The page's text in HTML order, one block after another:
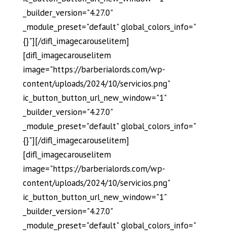
_builder_version="4.27.0"
_module_preset="default" global_colors_info="
{}"][/difl_imagecarouselitem]
[difl_imagecarouselitem
image="https://barberialords.com/wp-
content/uploads/2024/10/servicios.png"
ic_button_button_url_new_window="1"
_builder_version="4.27.0"
_module_preset="default" global_colors_info="
{}"][/difl_imagecarouselitem]
[difl_imagecarouselitem
image="https://barberialords.com/wp-
content/uploads/2024/10/servicios.png"
ic_button_button_url_new_window="1"
_builder_version="4.27.0"
_module_preset="default" global_colors_info="